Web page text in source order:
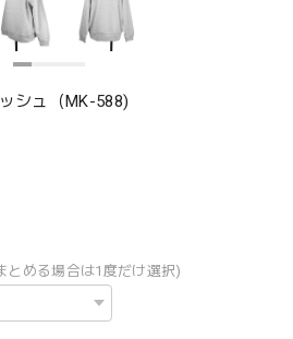
シュ（MK-588)
とめる場合は1度だけ選択)